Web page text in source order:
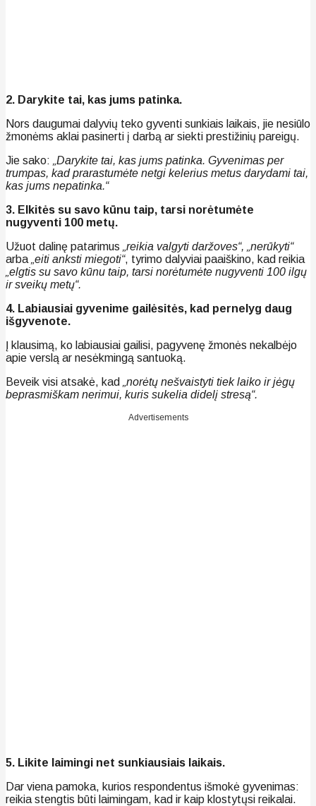
2. Darykite tai, kas jums patinka.
Nors daugumai dalyvių teko gyventi sunkiais laikais, jie nesiūlo
žmonėms aklai pasinerti į darbą ar siekti prestižinių pareigų.
Jie sako: „Darykite tai, kas jums patinka. Gyvenimas per
trumpas, kad prarastumėte netgi kelerius metus darydami tai,
kas jums nepatinka.“
3. Elkitės su savo kūnu taip, tarsi norėtumėte
nugyventi 100 metų.
Užuot dalinę patarimus „reikia valgyti daržoves“, „nerūkyti“
arba „eiti anksti miegoti“, tyrimo dalyviai paaiškino, kad reikia
„elgtis su savo kūnu taip, tarsi norėtumėte nugyventi 100 ilgų
ir sveikų metų“.
4. Labiausiai gyvenime gailėsitės, kad pernelyg daug
išgyvenote.
Į klausimą, ko labiausiai gailisi, pagyvenę žmonės nekalbėjo
apie verslą ar nesėkmingą santuoką.
Beveik visi atsakė, kad
„norėtų nešvaistyti tiek laiko ir jėgų
beprasmiškam nerimui, kuris sukelia didelį stresą“.
Advertisements
5. Likite laimingi net sunkiausiais laikais.
Dar viena pamoka, kurios respondentus išmokė gyvenimas:
reikia stengtis būti laimingam, kad ir kaip klostytųsi reikalai.